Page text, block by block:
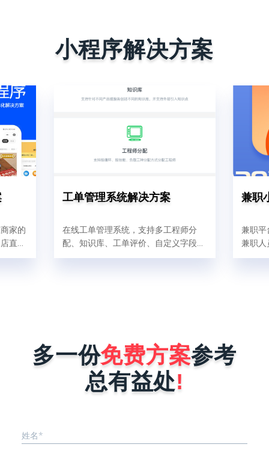
小程序解决方案
家的
直接
了么
工单管理系统解决方案
在线工单管理系统，支持多工程师分
配、知识库、工单评价、自定义字段、
工单通知(短信&邮件)、自定义产品或
兼职
兼职
兼职
在线
多一份免费方案参考
总有益处!
姓名*